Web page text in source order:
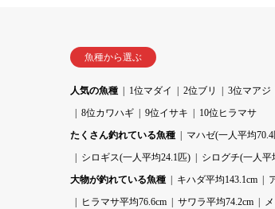
魚種から選ぶ
人気の魚種 1位マダイ 2位ブリ 3位マアジ
8位カワハギ
9位イサキ
10位ヒラマサ
たくさん釣れている魚種
マハゼ(一人平均
シロギス(一人平均24.1匹)
シログチ(一人平
大物が釣れている魚種
キハダ平均143.1cm
ヒラマサ平均76.6cm
サワラ平均74.2cm